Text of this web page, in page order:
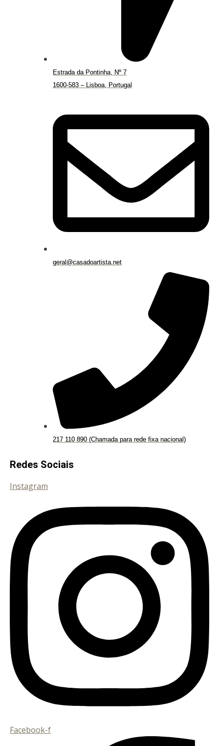
Estrada da Pontinha, Nº 7
1600-583 – Lisboa, Portugal
geral@casadoartista.net
217 110 890 (Chamada para rede fixa nacional)
Redes Sociais
Instagram
Facebook-f